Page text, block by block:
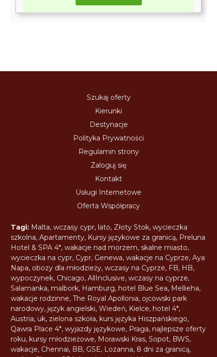
Szukaj oferty
Kierunki
Destynacje
Polityka Prywatności
Regulamin strony
Zaloguj się
Kontakt
Usługi Internetowe
Oferta Współpracy
Tagi: Malta,wczasy cypr, lato, Złoty Stok,wycieczka
szkolna,Apartamenty, Kursy językowe za granicą, Preluna
Hotel & SPA 4*,wakacje nad morzem,skalne miasto,
wycieczka na cypr, Cypr, Genewa,wakacje na Cyprze,Aya
Napa, obozy dla młodzieży,wczasy na Cyprze, FB, HB,
wypoczynek, Chicago,AllInclusive,wczasy na cyprze,
Salamanka, malbork, Hamburg, hotel Blue Sea, Mellieha,
wakacje rodzinne,The Royal Apollonia, ojcowski park
narodowy, język angielski,Wiedeń, Kielce, hotel 4*,
Austria, uk, zielona szkoła, kurs języka Hiszpańskiego,
Qawra Place 4*,wyjazdy językowe, Praga, najlepsze oferty
roku, kursy młodzieżowe, Morawski Kras,Sopot, BWS,
wakacje, Chennai, BB, GSE, Lozanna, 8 dni za granicą,